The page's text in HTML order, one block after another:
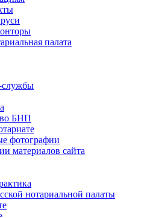
палата
службы
БНП
фотографии
материалов сайта
нотариальной палаты